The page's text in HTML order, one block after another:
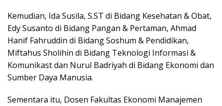
Kemudian, Ida Susila, S.ST di Bidang Kesehatan & Obat,
Edy Susanto di Bidang Pangan & Pertaman, Ahmad
Hanif Fahruddin di Bidang Soshum & Pendidikan,
Miftahus Sholihin di Bidang Teknologi Informasi &
Komunikast dan Nurul Badriyah di Bidang Ekonomi dan
Sumber Daya Manusia.
Sementara itu, Dosen Fakultas Ekonomi Manajemen